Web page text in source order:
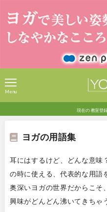
現在の教室登
Menu
ヨガの用語集
耳にはするけど、どんな意味
の時に使える、代表的な用語
奥深いヨガの世界だからこそ
興味がどんどん沸いてきちゃ